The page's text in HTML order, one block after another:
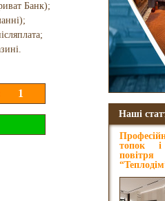
Наші
топок і
Банк);